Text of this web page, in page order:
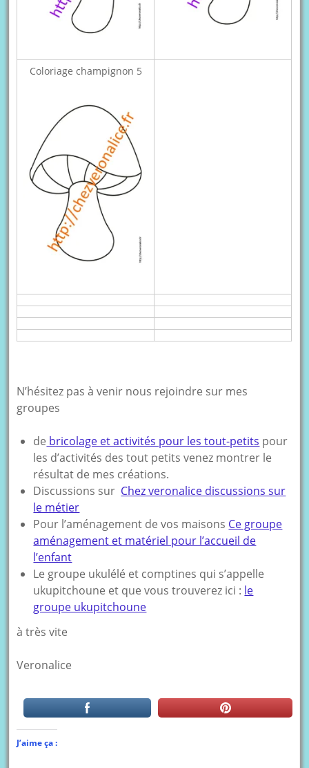
Coloriage champignon 5
N’hésitez pas à venir nous rejoindre sur mes
groupes
de bricolage et activités pour les tout-petits pour
les d’activités des tout petits venez montrer le
résultat de mes créations.
Discussions sur Chez veronalice discussions sur
le métier
Pour l’aménagement de vos maisons Ce groupe
aménagement et matériel pour l’accueil de
l’enfant
Le groupe ukulélé et comptines qui s’appelle
ukupitchoune et que vous trouverez ici : le
groupe ukupitchoune
à très vite
Veronalice
J’aime ça :